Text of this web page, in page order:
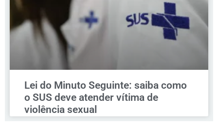
Lei do Minuto Seguinte: saiba como
o SUS deve atender vítima de
violência sexual